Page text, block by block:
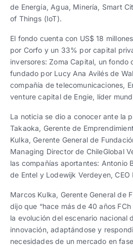
de Energía, Agua, Minería, Smart
of Things (IoT).
El fondo cuenta con US$ 18
por Corfo y un 33% por capital
inversores: Zoma Capital, un fondo
fundado por Lucy Ana Avilés de
compañía de telecomunicaciones,
venture capital de Engie, líder
La noticia se dio a conocer ante la
Takaoka, Gerente de
Kulka, Gerente General de
Managing Director de ChileGlobal
las compañías aportantes: Antonio
de Entel y Lodewijk Verdeyen, CEO
Marcos Kulka, Gerente General de
dijo que “hace más de 40 años
la evolución del escenario nacional
innovación, adaptándose y
necesidades de un mercado en